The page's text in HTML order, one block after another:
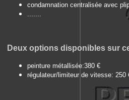
condamnation centralisée avec
.......
Deux options disponibles sur
peinture métallisée:380 €
régulateur/limiteur de vitesse: 250